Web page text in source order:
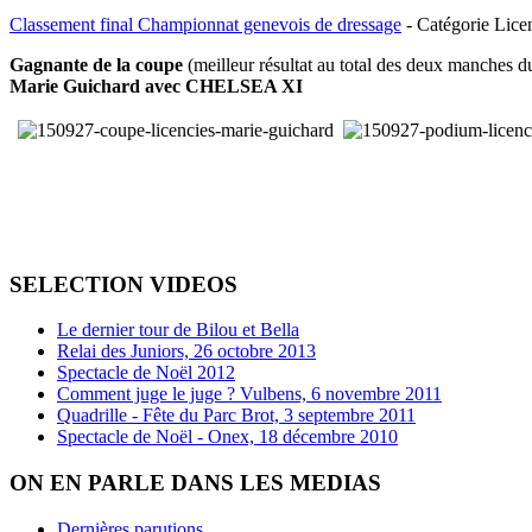
Classement final Championnat genevois de dressage - Catégorie
Gagnante de la coupe (meilleur résultat au total des deux manches
Marie Guichard avec CHELSEA XI
SELECTION VIDEOS
Le dernier tour de Bilou et Bella
Relai des Juniors, 26 octobre 2013
Spectacle de Noël 2012
Comment juge le juge ? Vulbens, 6 novembre 2011
Quadrille - Fête du Parc Brot, 3 septembre 2011
Spectacle de Noël - Onex, 18 décembre 2010
ON EN PARLE DANS LES MEDIAS